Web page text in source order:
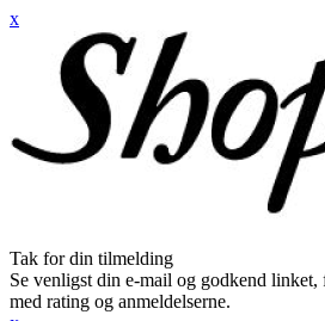
x
Tak for din tilmelding
Se venligst din e-mail og godkend
med rating og anmeldelserne.